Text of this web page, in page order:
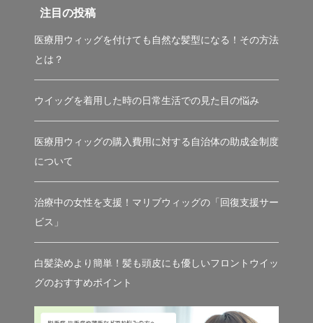
注目の投稿
医療用ウィッグを付けても自然な髪型になる！その方法
とは？
ウイッグを着用した時の日常生活での見た目の悩み
医療用ウィッグの購入費用に対する自治体の助成金制度
について
治療中の女性を支援！マリブウィッグの「回復支援サー
ビス」
白髪染めより簡単！髪も頭皮にも優しいフロントウイッ
グのおすすめポイント